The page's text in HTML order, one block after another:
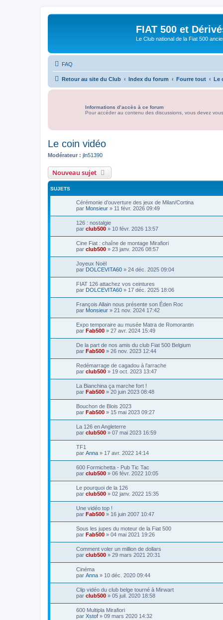
FIAT 500 et
Le Club national de la Fiat 500
FAQ
Retour au site du Club Index du forum Fourre tout Le
Informations d’accès à ce forum
Pour accéder au contenu des discussions, vous devez
Le coin vidéo
Modérateur : jln51390
Nouveau sujet
SUJETS
Cérémonie d’ouverture des jeux de Milan/Cortina
par Monsieur » 11 févr. 2026 09:49
126 : nostalgie
par club500 » 10 févr. 2026 13:57
Cine Fiat : chaîne de montage Mirafiori
par club500 » 23 janv. 2026 08:57
Joyeux Noël
par DOLCEVITA60 » 24 déc. 2025 09:04
FIAT 126 attachez vos ceintures
par DOLCEVITA60 » 17 déc. 2025 18:06
François Allain nous présente son Éden Roc
par Monsieur » 21 nov. 2024 17:42
Expo temporaire au musée Matra de Romorantin
par Fab500 » 27 avr. 2024 15:49
De la part de nos amis du club Fiat 500 Belgium
par Fab500 » 26 nov. 2023 12:44
Redémarrage de cagadou à l’arrache
par club500 » 19 oct. 2023 13:47
La Bianchina ça marche fort !
par Fab500 » 20 juin 2023 08:48
Bouchon de Blois 2023
par Fab500 » 15 mai 2023 09:27
La 126 en Angleterre
par club500 » 07 mai 2023 16:59
TF1
par Anna » 17 avr. 2022 14:14
600 Formichetta - Pub Tic Tac
par club500 » 06 févr. 2022 10:05
Le pourquoi de la 126
par club500 » 02 janv. 2022 15:35
Une vidéo top !
par Fab500 » 16 juin 2007 10:47
Sous les jupes du moteur de la Fiat 500
par Fab500 » 04 mai 2021 19:26
Comment voler un million de dollars
par club500 » 29 mars 2021 20:31
Cinéma
par Anna » 10 déc. 2020 09:44
Clip vidéo du club belge tourné à Mirwart
par club500 » 05 juil. 2020 18:58
600 Multipla Mirafiori
par Xstof » 09 mars 2020 14:32